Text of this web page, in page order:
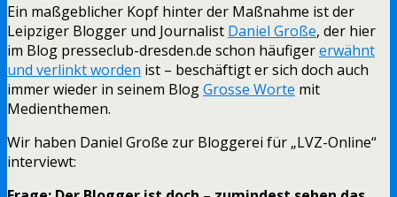
Ein maßgeblicher Kopf hinter der Maßnahme ist der
Leipziger Blogger und Journalist Daniel Große, der hier
im Blog presseclub-dresden.de schon häufigererwähnt
und verlinkt worden ist – beschäftigt er sich doch auch
immer wieder in seinem BlogGrosse Worte mit
Medienthemen.
Wir haben Daniel Große zur Bloggerei für „LVZ-Online“
interviewt: